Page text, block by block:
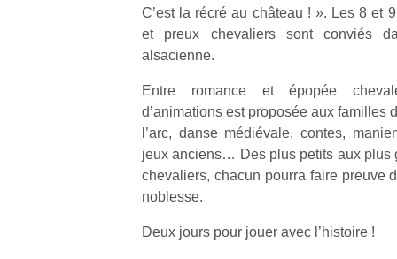
C’est la récré au château ! ». Les 8 et
et preux chevaliers sont conviés
alsacienne.
Entre romance et épopée
d’animations est proposée aux familles
l’arc, danse médiévale, contes,
jeux anciens… Des plus petits aux plus
chevaliers, chacun pourra faire preuve
noblesse.
Deux jours pour jouer avec l’histoire !